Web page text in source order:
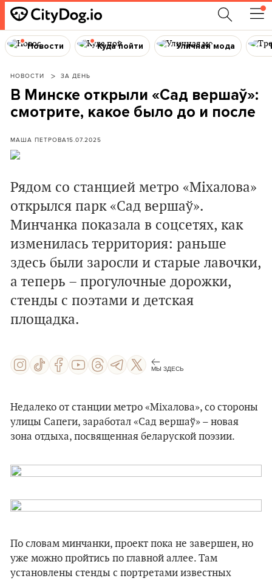
Новости Куда пойти Уличная мода
НОВОСТИ ЗА ДЕНЬ
В Минске открыли «Сад вершаў»:
смотрите, какое было до и после
МАША ПЕТРОВА15.07.2025
Рядом со станцией метро «Міхалова»
открылся парк «Сад вершаў».
Минчанка показала в соцсетях, как
изменилась территория: раньше
здесь были заросли и старые лавочки,
а теперь – прогулочные дорожки,
стенды с поэтами и детская
площадка.
МЫ ЗДЕСЬ
Недалеко от станции метро «Міхалова», со стороны
улицы Сапеги, заработал «Сад вершаў» – новая
зона отдыха, посвященная беларуской поэзии.
По словам минчанки, проект пока не завершен, но
уже можно пройтись по главной аллее. Там
установлены стенды с портретами известных